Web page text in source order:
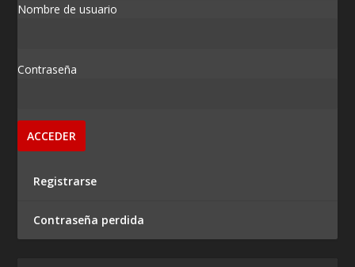
Nombre de usuario
Contraseña
Registrarse
Contraseña perdida